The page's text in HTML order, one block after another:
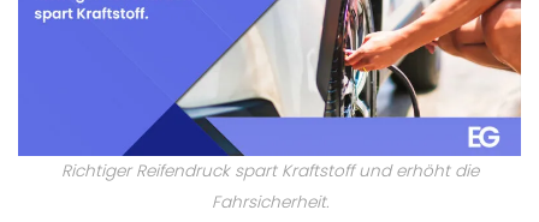
Richtiger Reifendruck spart Kraftstoff und erhöht die
Fahrsicherheit.